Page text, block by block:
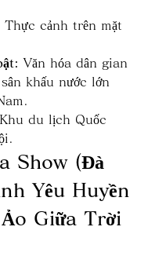
Thực cảnh trên mặt
Văn hóa dân gian
khấu nước lớn
Khu du lịch Quốc
Show (Đà
Yêu Huyền
Giữa Trời